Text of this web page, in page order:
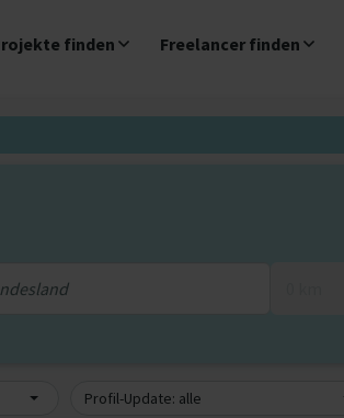
finden Freelancer finden
Profil-Update: alle